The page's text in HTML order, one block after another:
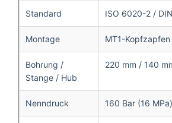
Standard ISO 6020-2 /
Montage MT1-Kopfzapfen
Bohrung /
Stange / Hub
220 mm / 140
Nenndruck 160 Bar (16 MPa)